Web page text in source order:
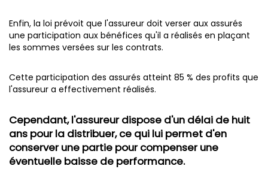
Enfin, la loi prévoit que l'assureur doit verser aux assurés
une participation aux bénéfices qu'il a réalisés en plaçant
les sommes versées sur les contrats.
Cette participation des assurés atteint 85 % des profits que
l'assureur a effectivement réalisés.
Cependant, l'assureur dispose d'un délai de huit
ans pour la distribuer, ce qui lui permet d'en
conserver une partie pour compenser une
éventuelle baisse de performance.